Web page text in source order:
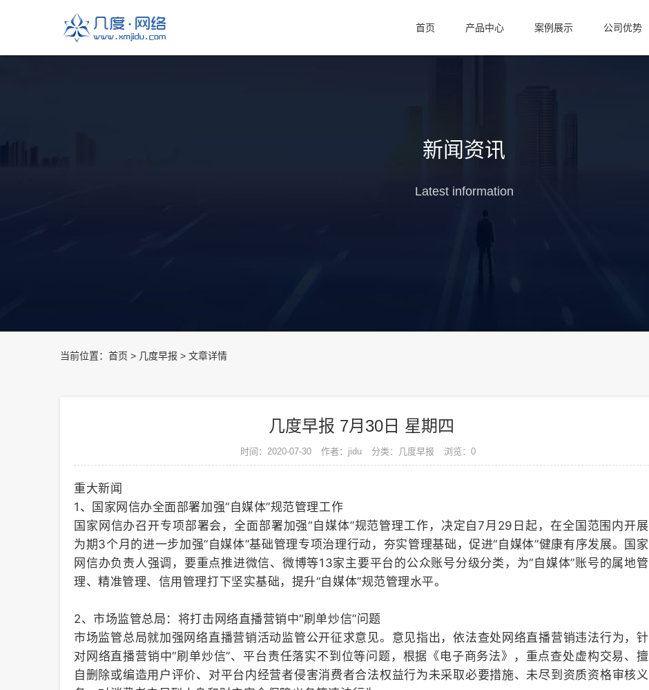
首页 产品中心 案例展示 公司优势
新闻资讯
Latest information
当前位置： 首页 > 几度早报 > 文章详情
几度早报 7月30日 星期四
时间：2020-07-30 作者：jidu 分类：几度早报 浏览：0
重大新闻
1、国家网信办全面部署加强“自媒体”规范管理工作
国家网信办召开专项部署会，全面部署加强“自媒体”规范管理工作，决定自7月29日起，在全国范围内开展
为期3个月的进一步加强“自媒体”基础管理专项治理行动，夯实管理基础，促进“自媒体”健康有序发展。国家
网信办负责人强调，要重点推进微信、微博等13家主要平台的公众账号分级分类，为“自媒体”账号的属地管
理、精准管理、信用管理打下坚实基础，提升“自媒体”规范管理水平。
2、市场监管总局：将打击网络直播营销中“刷单炒信”问题
市场监管总局就加强网络直播营销活动监管公开征求意见。意见指出，依法查处网络直播营销违法行为，针
对网络直播营销中“刷单炒信”、平台责任落实不到位等问题，根据《电子商务法》，重点查处虚构交易、擅
自删除或编造用户评价、对平台内经营者侵害消费者合法权益行为未采取必要措施、未尽到资质资格审核义